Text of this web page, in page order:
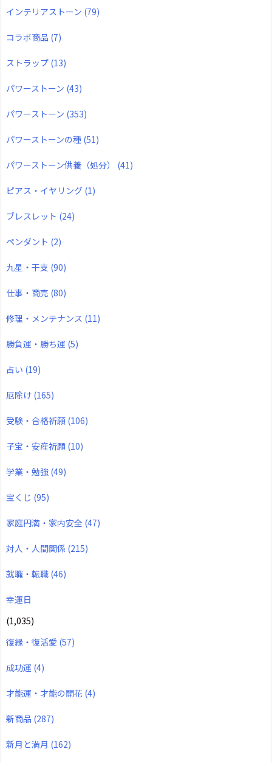
インテリアストーン (79)
コラボ商品 (7)
ストラップ (13)
パワーストーン (43)
パワーストーン (353)
パワーストーンの種 (51)
パワーストーン供養（処分） (41)
ピアス・イヤリング (1)
ブレスレット (24)
ペンダント (2)
九星・干支 (90)
仕事・商売 (80)
修理・メンテナンス (11)
勝負運・勝ち運 (5)
占い (19)
厄除け (165)
受験・合格祈願 (106)
子宝・安産祈願 (10)
学業・勉強 (49)
宝くじ (95)
家庭円満・家内安全 (47)
対人・人間関係 (215)
就職・転職 (46)
幸運日
(1,035)
復縁・復活愛 (57)
成功運 (4)
才能運・才能の開花 (4)
新商品 (287)
新月と満月 (162)